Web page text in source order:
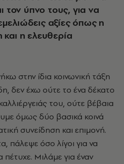
τον ύπνο τους, για να
αξίες όπως η
και η ελευθερία
στην ίδια κοινωνική τάξη
δεν έχω ούτε το ένα δέκατο
του, ούτε βέβαια
όμως δύο βασικά κοινά
συνείδηση και επιμονή.
πάλεψε όσο λίγοι για να
Μιλάμε για έναν